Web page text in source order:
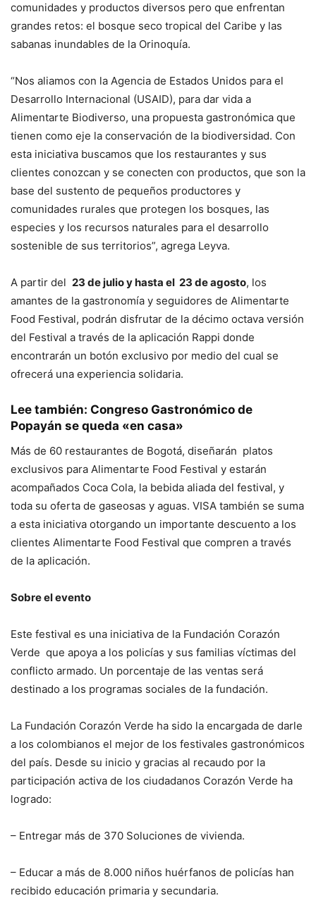
comunidades y productos diversos pero que enfrentan
grandes retos: el bosque seco tropical del Caribe y las
sabanas inundables de la Orinoquía.
“Nos aliamos con la Agencia de Estados Unidos para el
Desarrollo Internacional (USAID), para dar vida a
Alimentarte Biodiverso, una propuesta gastronómica que
tienen como eje la conservación de la biodiversidad. Con
esta iniciativa buscamos que los restaurantes y sus
clientes conozcan y se conecten con productos, que son la
base del sustento de pequeños productores y
comunidades rurales que protegen los bosques, las
especies y los recursos naturales para el desarrollo
sostenible de sus territorios”, agrega Leyva.
A partir del 23 de julio y hasta el 23 de agosto, los
amantes de la gastronomía y seguidores de Alimentarte
Food Festival, podrán disfrutar de la décimo octava versión
del Festival a través de la aplicación Rappi donde
encontrarán un botón exclusivo por medio del cual se
ofrecerá una experiencia solidaria.
Lee también: Congreso Gastronómico de
Popayán se queda «en casa»
Más de 60 restaurantes de Bogotá, diseñarán platos
exclusivos para Alimentarte Food Festival y estarán
acompañados Coca Cola, la bebida aliada del festival, y
toda su oferta de gaseosas y aguas. VISA también se suma
a esta iniciativa otorgando un importante descuento a los
clientes Alimentarte Food Festival que compren a través
de la aplicación.
Sobre el evento
Este festival es una iniciativa de la Fundación Corazón
Verde que apoya a los policías y sus familias víctimas del
conflicto armado. Un porcentaje de las ventas será
destinado a los programas sociales de la fundación.
La Fundación Corazón Verde ha sido la encargada de darle
a los colombianos el mejor de los festivales gastronómicos
del país. Desde su inicio y gracias al recaudo por la
participación activa de los ciudadanos Corazón Verde ha
logrado:
– Entregar más de 370 Soluciones de vivienda.
– Educar a más de 8.000 niños huérfanos de policías han
recibido educación primaria y secundaria.